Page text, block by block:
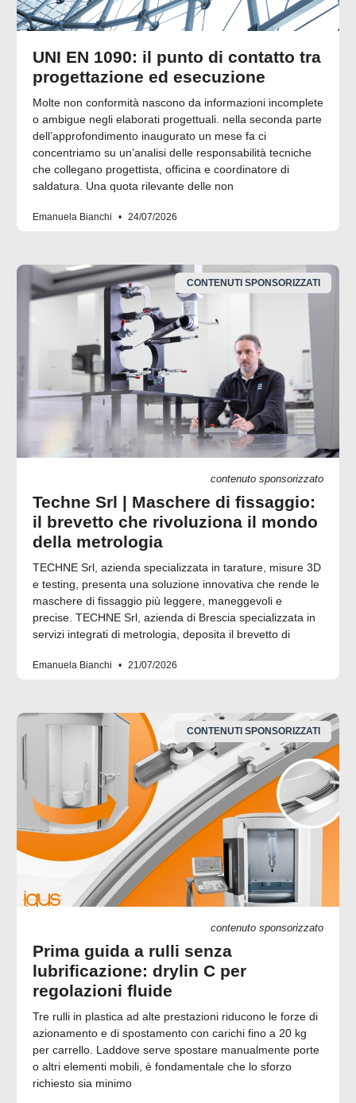
UNI EN 1090: il punto di contatto tra
progettazione ed esecuzione
Molte non conformità nascono da informazioni incomplete
o ambigue negli elaborati progettuali. nella seconda parte
dell’approfondimento inaugurato un mese fa ci
concentriamo su un’analisi delle responsabilità tecniche
che collegano progettista, officina e coordinatore di
saldatura. Una quota rilevante delle non
Emanuela Bianchi 24/07/2026
CONTENUTI SPONSORIZZATI
contenuto sponsorizzato
Techne Srl | Maschere di fissaggio:
il brevetto che rivoluziona il mondo
della metrologia
TECHNE Srl, azienda specializzata in tarature, misure 3D
e testing, presenta una soluzione innovativa che rende le
maschere di fissaggio più leggere, maneggevoli e
precise. TECHNE Srl, azienda di Brescia specializzata in
servizi integrati di metrologia, deposita il brevetto di
Emanuela Bianchi 21/07/2026
CONTENUTI SPONSORIZZATI
contenuto sponsorizzato
Prima guida a rulli senza
lubrificazione: drylin C per
regolazioni fluide
Tre rulli in plastica ad alte prestazioni riducono le forze di
azionamento e di spostamento con carichi fino a 20 kg
per carrello. Laddove serve spostare manualmente porte
o altri elementi mobili, è fondamentale che lo sforzo
richiesto sia minimo